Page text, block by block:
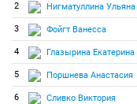
2 Нигматуллина Ульяна
3 Фойгт Ванесса
4 Глазырина Екатерина
5 Поршнева Анастасия
6 Сливко Виктория